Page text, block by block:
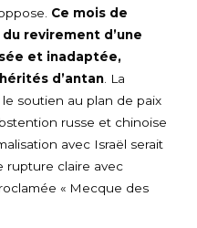
Ce mois de
revirement d’une
et inadaptée,
d’antan . La
soutien au plan de paix
russe et chinoise
avec Israël serait
rupture claire avec
« Mecque des